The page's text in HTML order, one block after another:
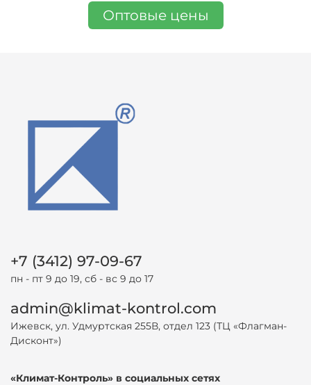
Оптовые цены
+7 (3412) 97-09-67
пн - пт 9 до 19, сб - вс 9 до 17
admin@klimat-kontrol.com
Ижевск, ул. Удмуртская 255В, отдел 123 (ТЦ «Флагман-
Дисконт»)
«Климат-Контроль» в социальных сетях